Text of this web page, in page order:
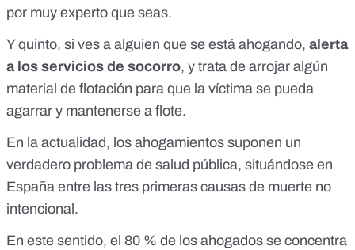
por muy experto que seas.
Y quinto, si ves a alguien que se está ahogando, alerta
a los servicios de socorro, y trata de arrojar algún
material de flotación para que la víctima se pueda
agarrar y mantenerse a flote.
En la actualidad, los ahogamientos suponen un
verdadero problema de salud pública, situándose en
España entre las tres primeras causas de muerte no
intencional.
En este sentido, el 80 % de los ahogados se concentra